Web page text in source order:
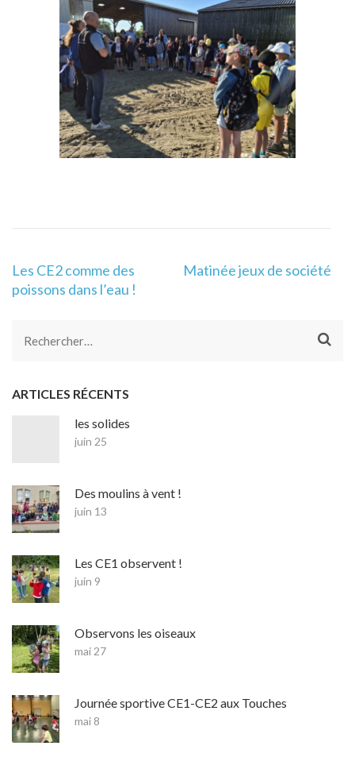
Navigation
de
Les CE2 comme des
poissons dans l’eau !
Matinée jeux de société
Rechercher :
ARTICLES RÉCENTS
les solides
juin 25
Des moulins à vent !
juin 13
Les CE1 observent !
juin 9
Observons les oiseaux
mai 27
Journée sportive CE1-CE2 aux Touches
mai 8